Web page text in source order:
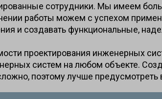
сотрудники. Мы имеем
работы можем с успехом
и создавать функциональные,
проектирования инженерных
систем на любом объекте.
поэтому лучше